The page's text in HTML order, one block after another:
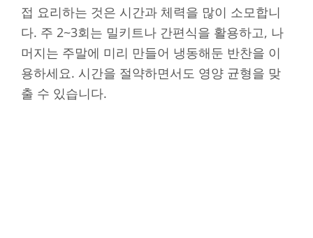
접 요리하는 것은 시간과 체력을 많이 소모합니
다. 주 2~3회는 밀키트나 간편식을 활용하고, 나
머지는 주말에 미리 만들어 냉동해둔 반찬을 이
용하세요. 시간을 절약하면서도 영양 균형을 맞
출 수 있습니다.